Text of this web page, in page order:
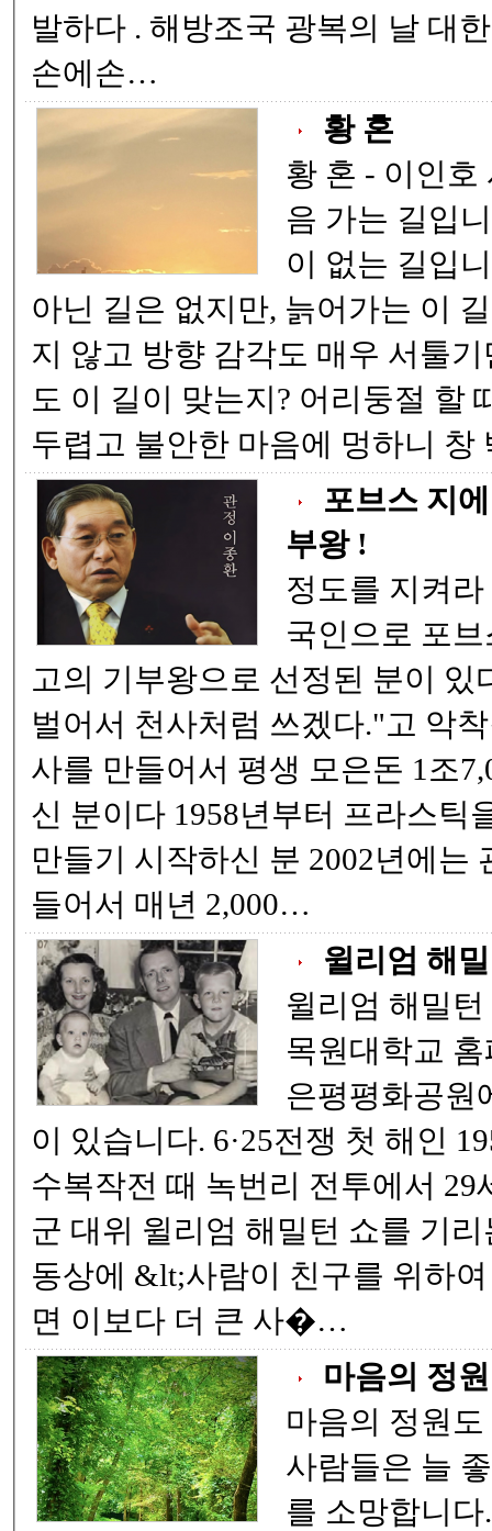
발하다 . 해방조국 광복의 날 대한민국 건국 있던 날
손에손…
황 혼
황 혼 - 이인호 시- 늙어가는 길 처
음 가는 길입니다. 한 번도
이 없는 길입니다. 무엇 하
아닌 길은 없지만, 늙어가는 이 길은 몸이 마음과 같
지 않고 방향 감각도 매우 서툴기만 합니다. 가면서
도 이 길이 맞는지? 어리둥절 할 때가 많습니다. 때론
두렵고 불안한 마음에 멍
포브스 지
부왕 !
정도를 지켜라
국인으로 포
고의 기부왕으로 선정된 분이 있다. "평생 거지
벌어서 천사처럼 쓰겠다."고 악
사를 만들어서 평생 모은돈 1조
신 분이다 1958년부터 프라스틱을 주워서 양동이를
만들기 시작하신 분 2002년에는 관정 장학 재단을 마
들어서 매년 2,000…
윌리엄 해
윌리엄 해밀
목원대학교 홈페이지
은평평화공원
이 있습니다. 6·25전쟁 첫 해인 1950년 9월 22일 서울
수복작전 때 녹번리 전투에서 29
군 대위 윌리엄 해밀턴 쇼를 기
동상에 &lt;사람이 친구를 위하
면 이보다 더 큰 사�…
마음의 정원
마음의 정원
사람들은 늘
를 소망합니다. 그러나 "햇빛이